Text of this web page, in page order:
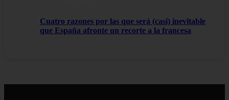
Cuatro razones por las que será (casi) inevitable
que España afronte un recorte a la francesa